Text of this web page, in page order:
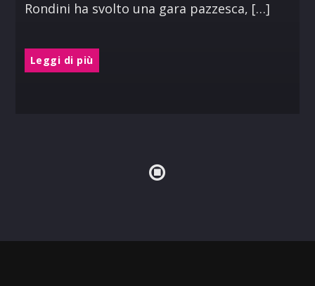
Rondini ha svolto una gara pazzesca, […]
Leggi di più